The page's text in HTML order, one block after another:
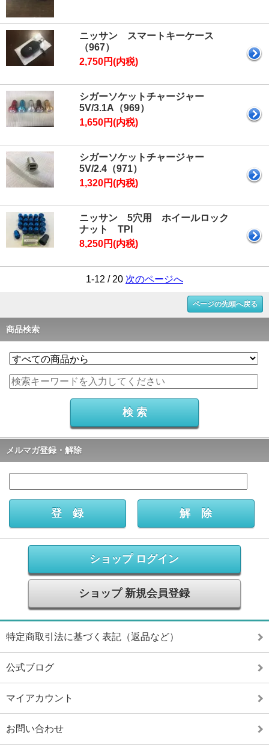
ニッサン スマートキーケース
（967）
2,750円(内税)
シガーソケットチャージャー
5V/3.1A（969）
1,650円(内税)
シガーソケットチャージャー
5V/2.4（971）
1,320円(内税)
ニッサン 5穴用 ホイールロック
ナット TPI
8,250円(内税)
1-12 / 20 次のページへ
ページの先頭へ戻る
商品検索
メルマガ登録・解除
ショップ ログイン
ショップ 新規会員登録
特定商取引法に基づく表記（返品など）
公式ブログ
マイアカウント
お問い合わせ